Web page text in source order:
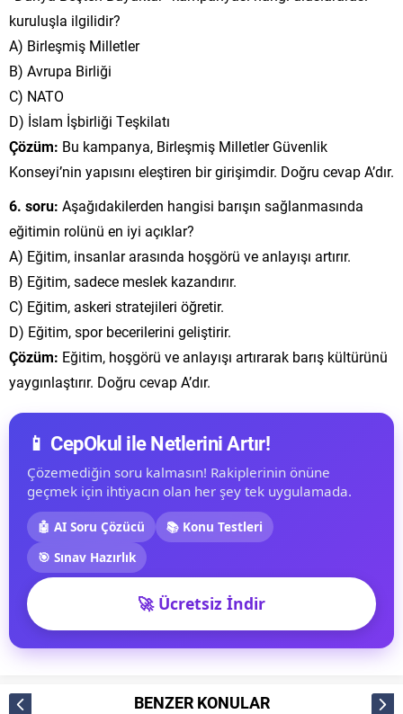
kuruluşla ilgilidir?
A) Birleşmiş Milletler
B) Avrupa Birliği
C) NATO
D) İslam İşbirliği Teşkilatı
Çözüm: Bu kampanya, Birleşmiş Milletler Güvenlik
Konseyi’nin yapısını eleştiren bir girişimdir. Doğru cevap A’dır.
6. soru: Aşağıdakilerden hangisi barışın sağlanmasında
eğitimin rolünü en iyi açıklar?
A) Eğitim, insanlar arasında hoşgörü ve anlayışı artırır.
B) Eğitim, sadece meslek kazandırır.
C) Eğitim, askeri stratejileri öğretir.
D) Eğitim, spor becerilerini geliştirir.
Çözüm: Eğitim, hoşgörü ve anlayışı artırarak barış kültürünü
yaygınlaştırır. Doğru cevap A’dır.
📱 CepOkul ile Netlerini Artır!
Çözemediğin soru kalmasın! Rakiplerinin önüne
geçmek için ihtiyacın olan her şey tek uygulamada.
🤖 AI Soru Çözücü
📚 Konu Testleri
🎯 Sınav Hazırlık
🚀 Ücretsiz İndir
BENZER KONULAR